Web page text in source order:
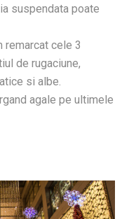
suspendata poate
remarcat cele 3
de rugaciune,
si albe.
agale pe ultimele